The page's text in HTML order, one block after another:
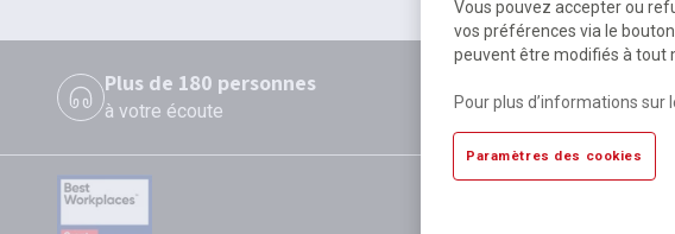
Plus de 180 personnes
à votre écoute disponibles
Vous pouvez accepter ou
vos préférences via le
peuvent être modifiés à tout
Pour plus d’informations sur
Paramètres des cookies